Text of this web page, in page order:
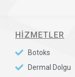
HIZMETLER
Botoks
Dermal Dolgu